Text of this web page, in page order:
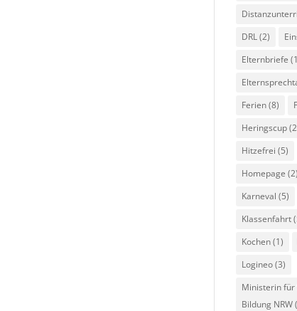
DRL(2)
Elternbriefe
Ferien(8)
Heringscup
Hitzefrei (5)
Homepage (2)
Karneval (5)
Klassenfahrt
Kochen(1)
Logineo(3)
Ministerin für
Bildung NRW